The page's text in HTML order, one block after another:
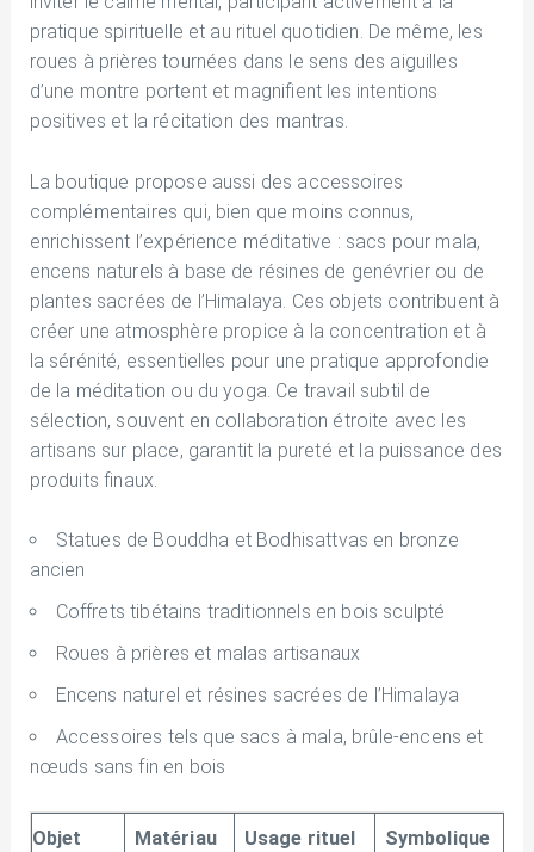
pratique spirituelle et au rituel quotidien. De même, les
roues à prières tournées dans le sens des aiguilles
d’une montre portent et magnifient les intentions
positives et la récitation des mantras.
La boutique propose aussi des accessoires
complémentaires qui, bien que moins connus,
enrichissent l’expérience méditative : sacs pour mala,
encens naturels à base de résines de genévrier ou de
plantes sacrées de l’Himalaya. Ces objets contribuent à
créer une atmosphère propice à la concentration et à
la sérénité, essentielles pour une pratique approfondie
de la méditation ou du yoga. Ce travail subtil de
sélection, souvent en collaboration étroite avec les
artisans sur place, garantit la pureté et la puissance des
produits finaux.
Statues de Bouddha et Bodhisattvas en bronze
ancien
Coffrets tibétains traditionnels en bois sculpté
Roues à prières et malas artisanaux
Encens naturel et résines sacrées de l’Himalaya
Accessoires tels que sacs à mala, brûle-encens et
nœuds sans fin en bois
Objet Matériau Usage rituel Symbolique